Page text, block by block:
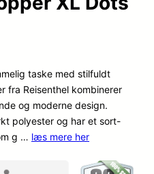
taske med stilfuldt
fra Reisenthel kombinerer
og moderne design.
polyester og har et sort-
g … læs mere her